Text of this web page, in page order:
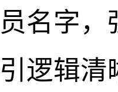
名字，
逻辑